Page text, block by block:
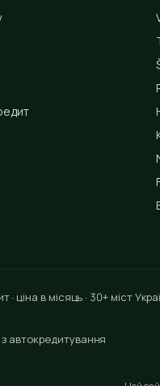
ціна в місяць · 30+ міст
автокредитування